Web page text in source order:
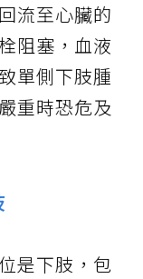
流至心臟的
阻塞，血液
單側下肢腫
重時恐危及
是下肢，包